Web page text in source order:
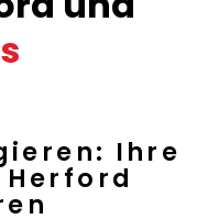
Ihre